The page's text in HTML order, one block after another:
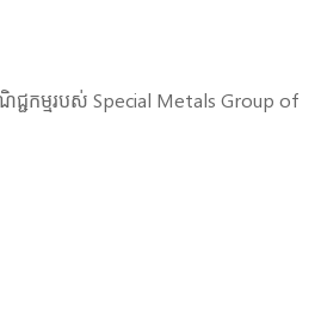
ជកម្មរបស់ Special Metals Group of